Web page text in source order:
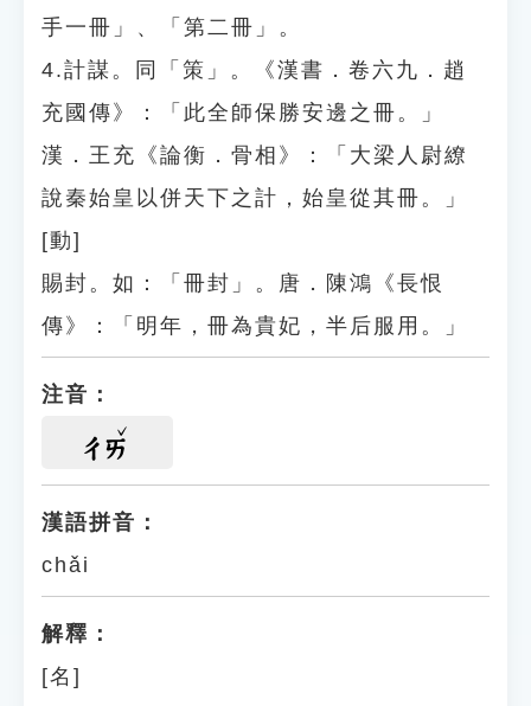
手一冊」、「第二冊」。
4.計謀。同「策」。《漢書．卷六九．趙
充國傳》：「此全師保勝安邊之冊。」
漢．王充《論衡．骨相》：「大梁人尉繚
說秦始皇以併天下之計，始皇從其冊。」
[動]
賜封。如：「冊封」。唐．陳鴻《長恨
傳》：「明年，冊為貴妃，半后服用。」
注音：
ㄔㄞ
漢語拼音：
chǎi
解釋：
[名]